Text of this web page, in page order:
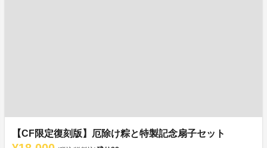
【CF限定復刻版】厄除け粽と特製記念扇子セット